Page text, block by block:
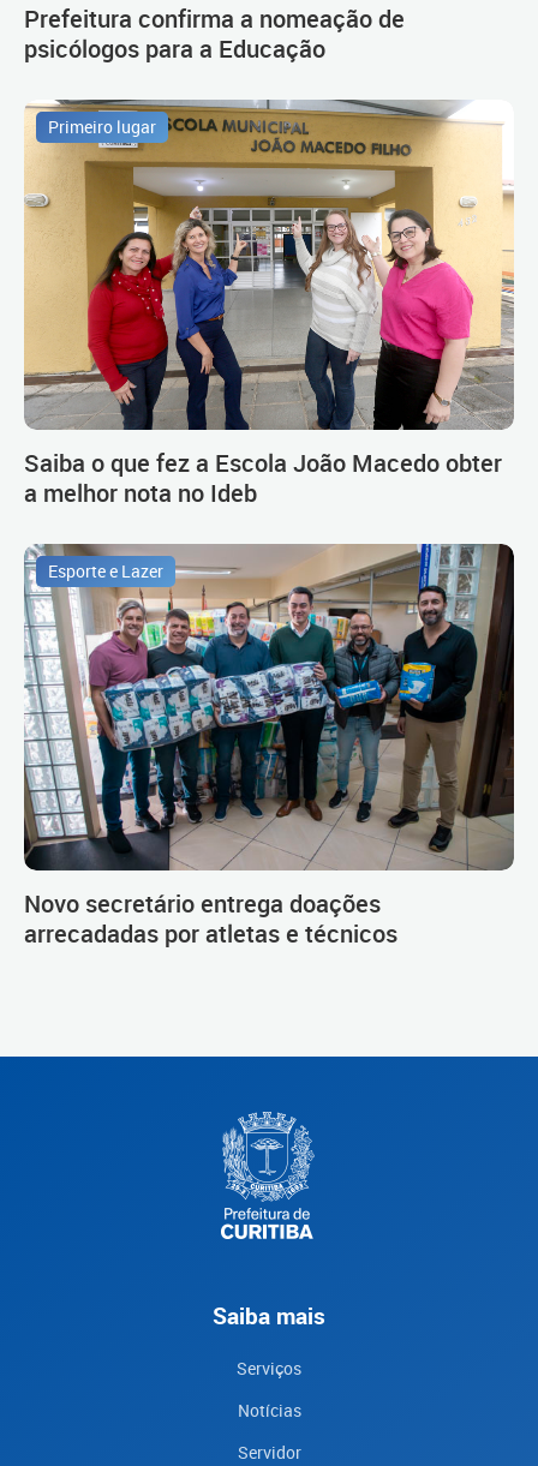
Prefeitura confirma a nomeação de
psicólogos para a Educação
Primeiro lugar
Saiba o que fez a Escola João Macedo obter
a melhor nota no Ideb
Esporte e Lazer
Novo secretário entrega doações
arrecadadas por atletas e técnicos
Saiba mais
Serviços
Notícias
Servidor